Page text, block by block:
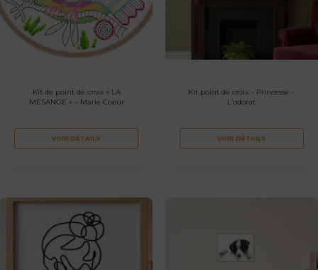
Kit de point de croix « LA
MESANGE » – Marie Coeur
VOIR DÉTAILS
Kit point de croix – Princesse –
L’odorat
VOIR DÉTAILS